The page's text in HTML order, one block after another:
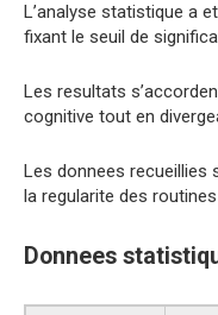
L’analyse statistique a
fixant le seuil de
Les resultats
cognitive tout en
Les donnees recueillies
la regularite des
Donnees